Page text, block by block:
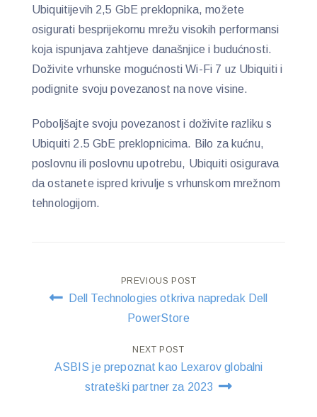
Ubiquitijevih 2,5 GbE preklopnika, možete
osigurati besprijekornu mrežu visokih performansi
koja ispunjava zahtjeve današnjice i budućnosti.
Doživite vrhunske mogućnosti Wi-Fi 7 uz Ubiquiti i
podignite svoju povezanost na nove visine.
Poboljšajte svoju povezanost i doživite razliku s
Ubiquiti 2.5 GbE preklopnicima. Bilo za kućnu,
poslovnu ili poslovnu upotrebu, Ubiquiti osigurava
da ostanete ispred krivulje s vrhunskom mrežnom
tehnologijom.
Post
navigation
PREVIOUS POST
Dell Technologies otkriva napredak Dell
PowerStore
NEXT POST
ASBIS je prepoznat kao Lexarov globalni
strateški partner za 2023